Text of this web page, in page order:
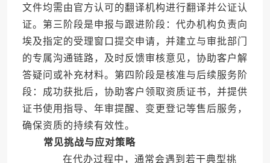
文件均需由官方认可的翻译机构进行翻译并公证认
证。第三阶段是申报与跟进阶段：代办机构负责向
埃及指定的受理窗口提交申请，并建立与审批部门
的专属沟通链路，及时反馈审核意见，协助客户解
答疑问或补充材料。第四阶段是核准与后续服务阶
段：成功获批后，协助客户领取资质证书，并提供
证书使用指导、年审提醒、变更登记等售后服务，
确保资质的持续有效性。
常见挑战与应对策略
在代办过程中，通常会遇到若干典型挑